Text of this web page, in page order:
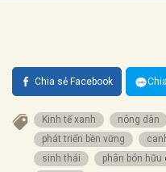
Chia sẻ Facebook
Kinh tế xanh nông dân
phát triển bền vững
sinh thái
phân bón hữu